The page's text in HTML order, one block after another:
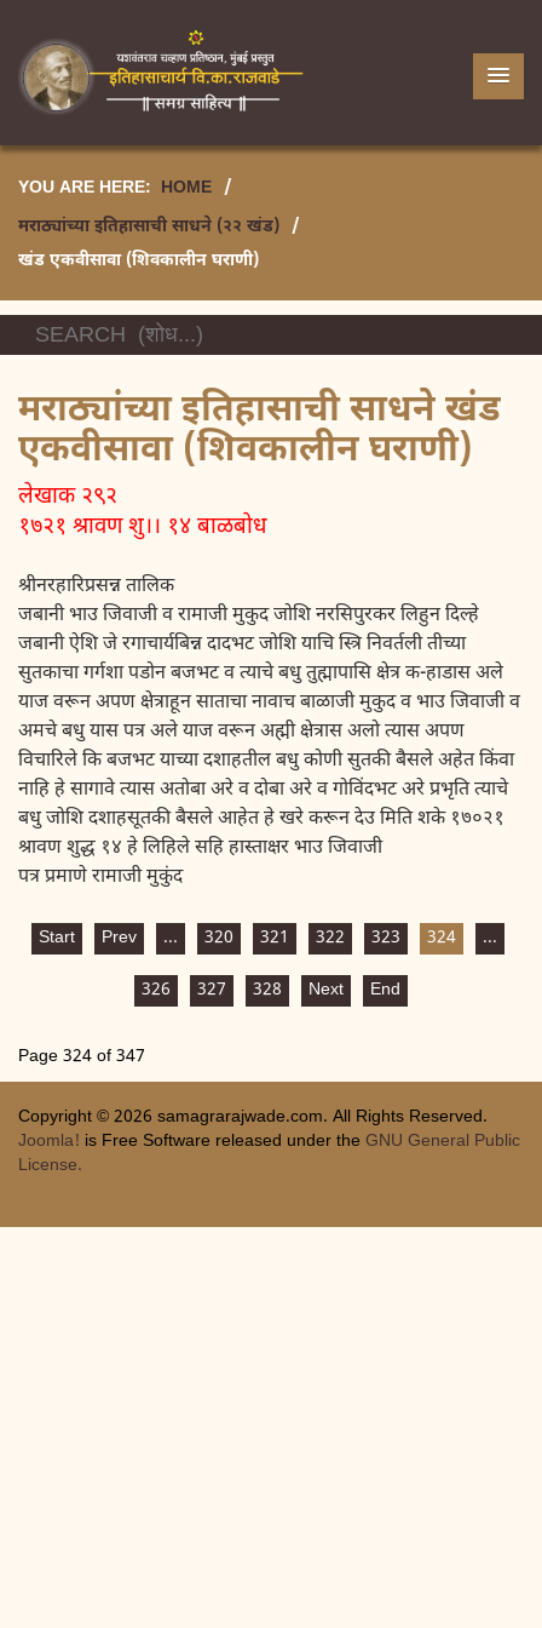
YOU ARE HERE: HOME /
मराठ्यांच्या इतिहासाची साधने (२२ खंड) /
खंड एकवीसावा (शिवकालीन घराणी)
मराठ्यांच्या इतिहासाची साधने खंड
एकवीसावा (शिवकालीन घराणी)
लेखाक २९२
१७२१ श्रावण शु।। १४ बाळबोध
श्रीनरहारिप्रसन्न तालिक
जबानी भाउ जिवाजी व रामाजी मुकुद जोशि नरसिपुरकर लिहुन दिल्हे
जबानी ऐशि जे रगाचार्यबिन्न दादभट जोशि याचि स्त्रि निवर्तली तीच्या
सुतकाचा गर्गशा पडोन बजभट व त्याचे बधु तुह्मापासि क्षेत्र क-हाडास अले
याज वरून अपण क्षेत्राहून साताचा नावाच बाळाजी मुकुद व भाउ जिवाजी व
अमचे बधु यास पत्र अले याज वरून अह्मी क्षेत्रास अलो त्यास अपण
विचारिले कि बजभट याच्या दशाहतील बधु कोणी सुतकी बैसले अहेत किंवा
नाहि हे सागावे त्यास अतोबा अरे व दोबा अरे व गोविंदभट अरे प्रभृति त्याचे
बधु जोशि दशाहसूतकी बैसले आहेत हे खरे करून देउ मिति शके १७०२१
श्रावण शुद्ध १४ हे लिहिले सहि हास्ताक्षर भाउ जिवाजी
पत्र प्रमाणे रामाजी मुकुंद
Start Prev ... 320 321 322 323 324 ...
326 327 328 Next End
Page 324 of 347
Copyright © 2026 samagrarajwade.com. All Rights Reserved.
Joomla! is Free Software released under the GNU General Public
License.